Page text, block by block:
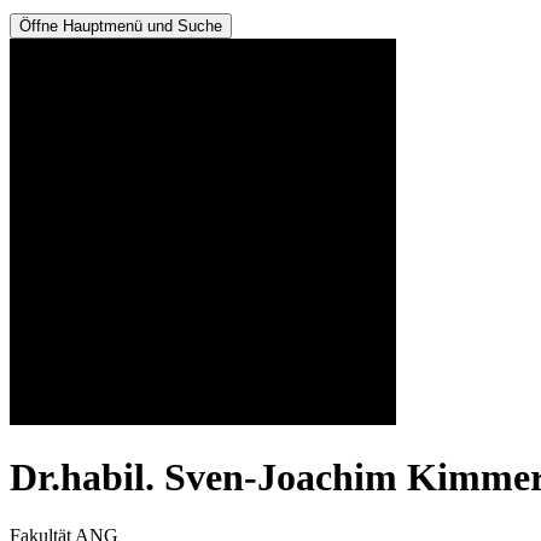
Öffne Hauptmenü und Suche
Dr.habil. Sven-Joachim
Fakultät ANG